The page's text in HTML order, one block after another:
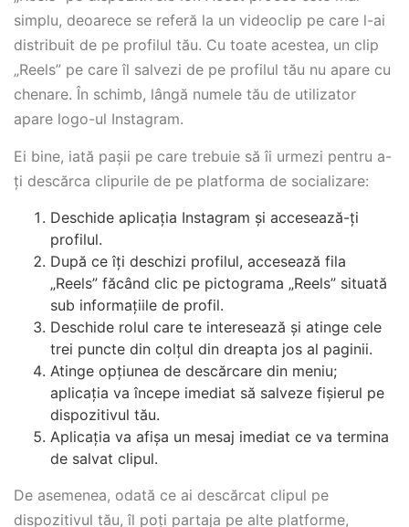
simplu, deoarece se referă la un videoclip pe care l-ai
distribuit de pe profilul tău. Cu toate acestea, un clip
„Reels” pe care îl salvezi de pe profilul tău nu apare cu
chenare. În schimb, lângă numele tău de utilizator
apare logo-ul Instagram.
Ei bine, iată pașii pe care trebuie să îi urmezi pentru a-
ți descărca clipurile de pe platforma de socializare:
Deschide aplicația Instagram și accesează-ți
profilul.
După ce îți deschizi profilul, accesează fila
„Reels” făcând clic pe pictograma „Reels” situată
sub informațiile de profil.
Deschide rolul care te interesează și atinge cele
trei puncte din colțul din dreapta jos al paginii.
Atinge opțiunea de descărcare din meniu;
aplicația va începe imediat să salveze fișierul pe
dispozitivul tău.
Aplicația va afișa un mesaj imediat ce va termina
de salvat clipul.
De asemenea, odată ce ai descărcat clipul pe
dispozitivul tău, îl poți partaja pe alte platforme,